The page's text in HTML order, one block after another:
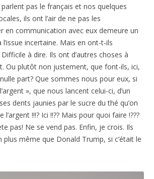
pas le français et nos quelques
ils ont l’air de ne pas les
en communication avec eux demeure un
incertaine. Mais en ont-t-ils
à dire. Ils ont d’autres choses à
Ou plutôt non justement, que font-ils, ici,
part? Que sommes nous pour eux, si
», que nous lancent celui-ci, d’un
dents jaunies par le sucre du thé qu’on
!!!? Ici !!?? Mais pour quoi faire !???
pas! Ne se vend pas. Enfin, je crois. Ils
plus même que Donald Trump, si c’était le